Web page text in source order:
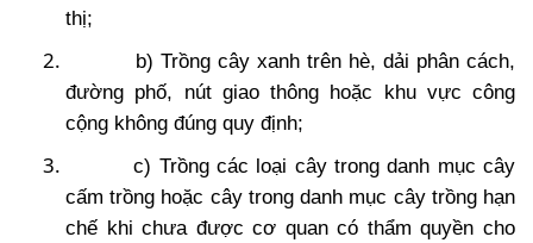
thị;
b) Trồng cây xanh trên hè, dải phân cách,
đường phố, nút giao thông hoặc khu vực công
cộng không đúng quy định;
c) Trồng các loại cây trong danh mục cây
cấm trồng hoặc cây trong danh mục cây trồng hạn
chế khi chưa được cơ quan có thẩm quyền cho